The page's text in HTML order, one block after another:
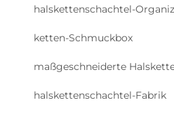
halskettenschachtel-
ketten-Schmuckbox
maßgeschneiderte
halskettenschachtel-Fabrik